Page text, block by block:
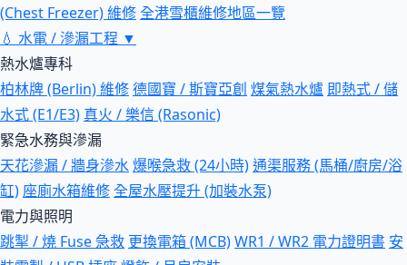
(Chest Freezer) 維修全港雪櫃維修地區一覽
💧 水電 / 滲漏工程 ▼
熱水爐專科
柏林牌 (Berlin) 維修德國寶 / 斯寶亞創 煤氣熱水爐 即熱式 / 儲
水式 (E1/E3) 真火 / 樂信 (Rasonic)
緊急水務與滲漏
天花滲漏 / 牆身滲水爆喉急救 (24小時)通渠服務 (馬桶/廚房/浴
缸) 座廁水箱維修全屋水壓提升 (加裝水泵)
電力與照明
跳掣 / 燒 Fuse 急救 更換電箱 (MCB)WR1 / WR2 電力證明書 安